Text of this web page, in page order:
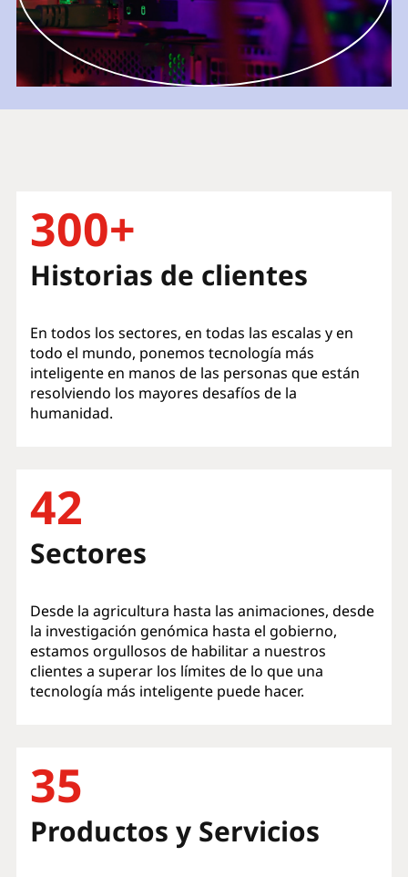
300+
Historias de clientes
En todos los sectores, en todas las escalas y en
todo el mundo, ponemos tecnología más
inteligente en manos de las personas que están
resolviendo los mayores desafíos de la
humanidad.
42
Sectores
Desde la agricultura hasta las animaciones, desde
la investigación genómica hasta el gobierno,
estamos orgullosos de habilitar a nuestros
clientes a superar los límites de lo que una
tecnología más inteligente puede hacer.
35
Productos y Servicios